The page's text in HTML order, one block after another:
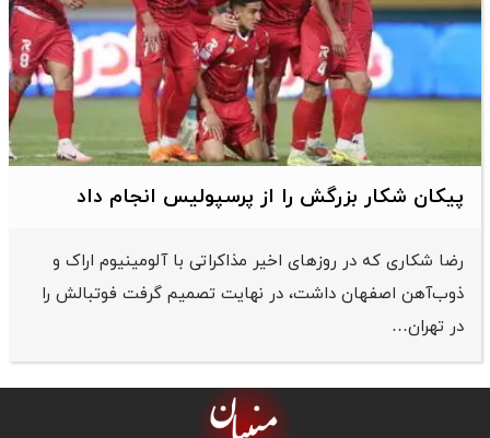
پیکان شکار بزرگش را از پرسپولیس انجام داد
رضا شکاری که در روزهای اخیر مذاکراتی با آلومینیوم اراک و
ذوب‌آهن اصفهان داشت، در نهایت تصمیم گرفت فوتبالش را
در تهران…